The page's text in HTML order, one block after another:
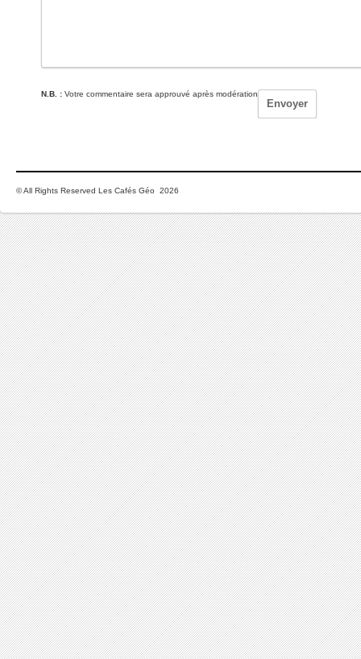
N.B. : Votre commentaire sera approuvé après modération
© All Rights Reserved Les Cafés Géo 2026